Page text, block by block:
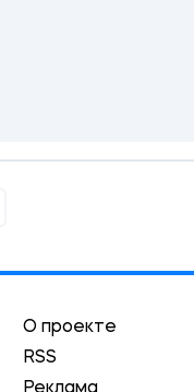
О проекте
RSS